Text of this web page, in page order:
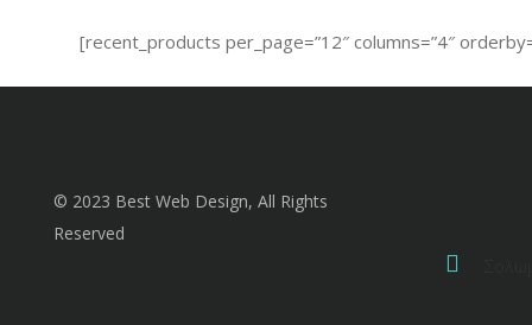
[recent_products per_page=”12″ columns=”4″
© 2023 Best Web Design, All Rights
Reserved